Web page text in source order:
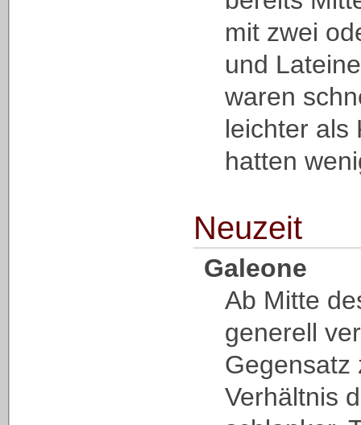
mit zwei
und
waren
leichter als
hatten
Neuzeit
Galeone
Ab Mitte
generell
Gegensatz
Verhältnis